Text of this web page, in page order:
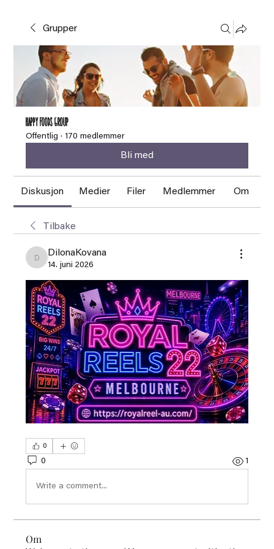
Grupper
HAPPY FOODS Group
Offentlig · 170 medlemmer
Bli med
Diskusjon Medier Filer Medlemmer Om
Tilbake
DilonaKovana
DilonaKovana
14. juni 2026
0
0 1
Write a comment...
Om